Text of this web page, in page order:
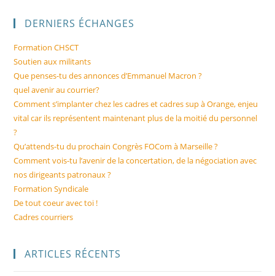
DERNIERS ÉCHANGES
Formation CHSCT
Soutien aux militants
Que penses-tu des annonces d’Emmanuel Macron ?
quel avenir au courrier?
Comment s’implanter chez les cadres et cadres sup à Orange, enjeu
vital car ils représentent maintenant plus de la moitié du personnel
?
Qu’attends-tu du prochain Congrès FOCom à Marseille ?
Comment vois-tu l’avenir de la concertation, de la négociation avec
nos dirigeants patronaux ?
Formation Syndicale
De tout coeur avec toi !
Cadres courriers
ARTICLES RÉCENTS